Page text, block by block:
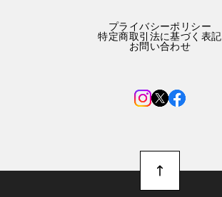
プライバシーポリシー
特定商取引法に基づく表記
お問い合わせ